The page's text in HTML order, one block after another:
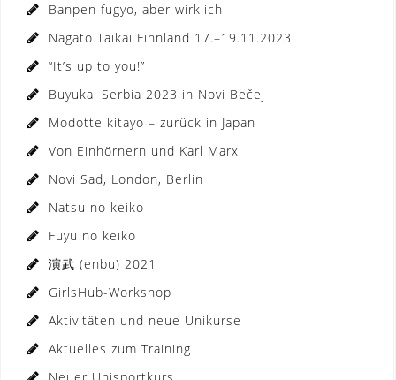
Banpen fugyo, aber wirklich
Nagato Taikai Finnland 17.–19.11.2023
“It’s up to you!”
Buyukai Serbia 2023 in Novi Bečej
Modotte kitayo – zurück in Japan
Von Einhörnern und Karl Marx
Novi Sad, London, Berlin
Natsu no keiko
Fuyu no keiko
演武 (enbu) 2021
GirlsHub-Workshop
Aktivitäten und neue Unikurse
Aktuelles zum Training